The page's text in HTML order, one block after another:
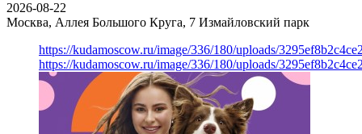
2026-08-22
Москва, Аллея Большого Круга, 7 Измайловский парк
https://kudamoscow.ru/image/336/180/uploads/
https://kudamoscow.ru/image/336/180/uploads/